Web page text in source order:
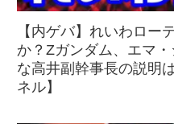
【内ゲバ】れいわロー
か？Zガンダム、エマ
な高井副幹事長の説明
ネル】